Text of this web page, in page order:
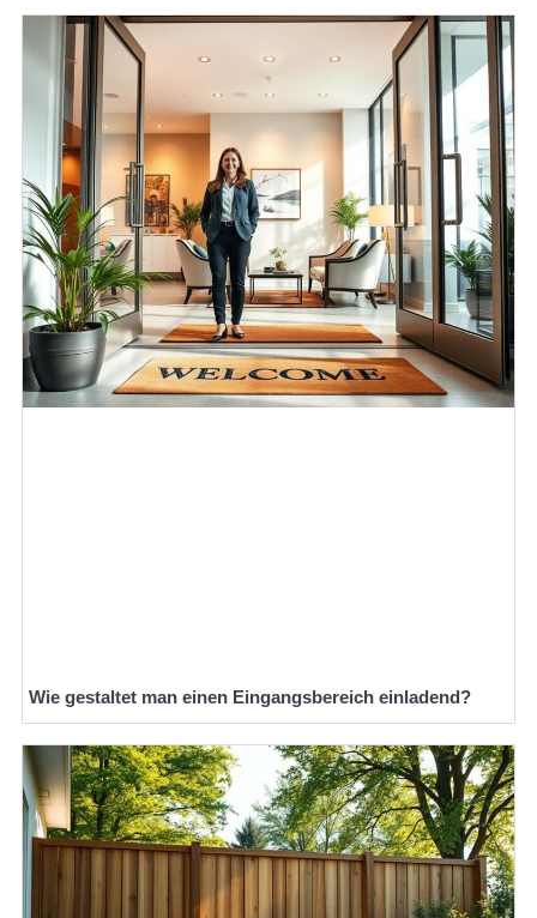
Wie gestaltet man einen Eingangsbereich einladend?